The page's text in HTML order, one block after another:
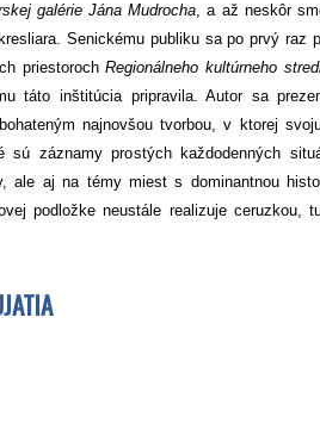
galérie Jána Mudrocha, a až neskôr
Senickému publiku sa po prvý raz
priestorochRegionálneho kultúrneho
táto inštitúcia pripravila. Autor sa
najnovšou tvorbou, v ktorej
sú záznamy prostých každodenných
ale aj na témy miest s dominantnou
podložke neustále realizuje ceruzkou,